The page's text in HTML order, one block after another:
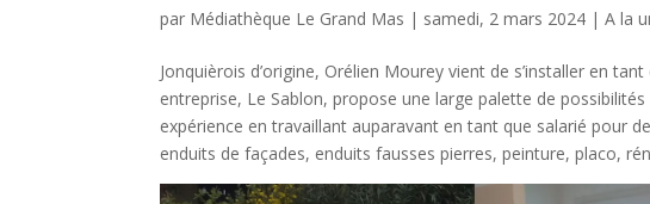
par Médiathèque Le Grand Mas | samedi, 2 mars 2024 |A la
Jonquièrois d’origine, Orélien Mourey vient de s’installer en
entreprise, Le Sablon, propose une large palette de
expérience en travaillant auparavant en tant que salarié pour
enduits de façades, enduits fausses pierres, peinture, placo,